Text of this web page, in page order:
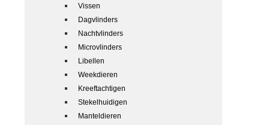
Vissen
Dagvlinders
Nachtvlinders
Microvlinders
Libellen
Weekdieren
Kreeftachtigen
Stekelhuidigen
Manteldieren